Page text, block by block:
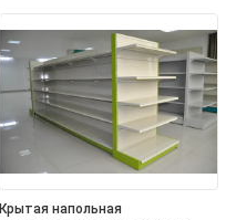
Крытая напольная